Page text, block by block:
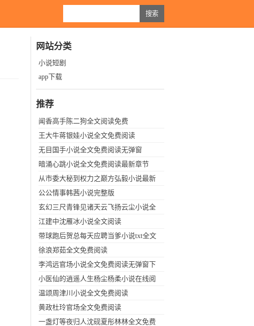
网站分类
小说短剧
app下载
推荐
闻香高手陈二狗全文阅读免费
王大牛蒋银娃小说全文免费阅读
无目国手小说全文免费阅读无弹窗
暗涌心跳小说全文免费阅读最新章节
从市委大秘到权力之巅方弘毅小说最新
章节免费阅读
公公情事韩茜小说完整版
玄幻三尺青锋见诸天云飞扬云尘小说全
集
江建中沈雁冰小说全文阅读
带球跑后贺总每天应聘当爹小说txt全文
阅读
徐浪郑茹全文免费阅读
李鸿远官场小说全文免费阅读无弹窗下
载
小医仙的逍遥人生杨尘杨柔小说在线阅
读
温颂周津川小说全文免费阅读
黄政杜玲官场全文免费阅读
一盏灯等夜归人沈砚夏彤林林全文免费